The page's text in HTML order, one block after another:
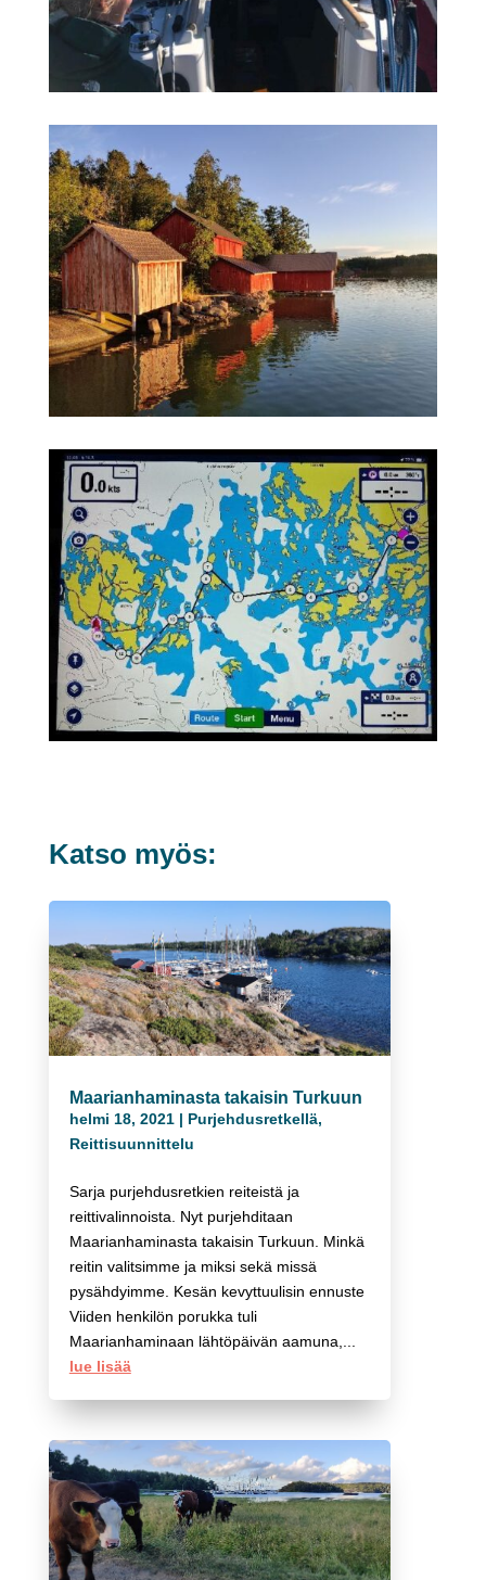
Katso myös:
Maarianhaminasta takaisin Turkuun
helmi 18, 2021| Purjehdusretkellä,
Reittisuunnittelu
Sarja purjehdusretkien reiteistä ja
reittivalinnoista. Nyt purjehditaan
Maarianhaminasta takaisin Turkuun. Minkä
reitin valitsimme ja miksi sekä missä
pysähdyimme. Kesän kevyttuulisin ennuste
Viiden henkilön porukka tuli
Maarianhaminaan lähtöpäivän aamuna,...
lue lisää